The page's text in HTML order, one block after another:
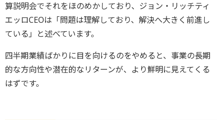
算説明会でそれをほのめかしており、ジョン・リッチティ
エッロCEOは「問題は理解しており、解決へ大きく前進し
ている」と述べています。
四半期業績ばかりに目を向けるのをやめると、事業の長期
的な方向性や潜在的なリターンが、より鮮明に見えてくる
はずです。